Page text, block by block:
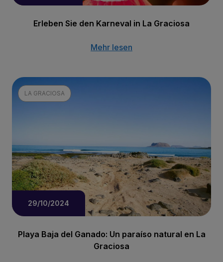
Erleben Sie den Karneval in La Graciosa
Mehr lesen
LA GRACIOSA
29/10/2024
Playa Baja del Ganado: Un paraíso natural en La
Graciosa